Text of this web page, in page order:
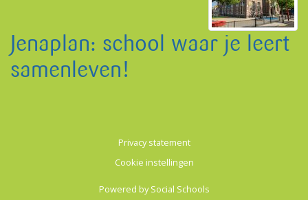
Jenaplan: school waar je leert
samenleven!
Privacy statement
Cookie instellingen
Powered bySocial Schools